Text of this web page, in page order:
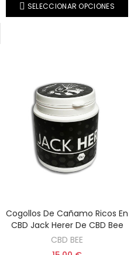
SELECCIONAR OPCIONES
Cogollos De Cañamo Ricos En
CBD Jack Herer De CBD Bee
CBD BEE